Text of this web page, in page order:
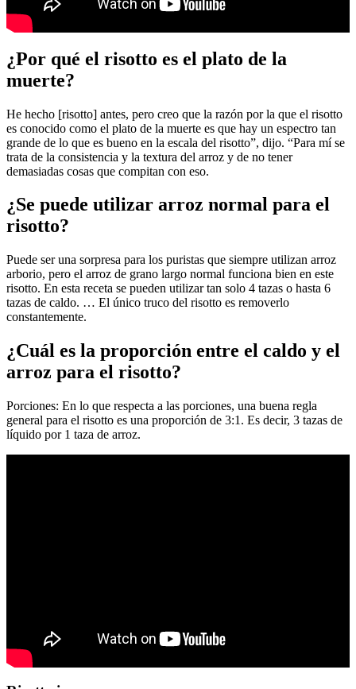
¿Por qué el risotto es el plato de la
muerte?
He hecho [risotto] antes, pero creo que la razón por la que el risotto
es conocido como el plato de la muerte es que hay un espectro tan
grande de lo que es bueno en la escala del risotto”, dijo. “Para mí se
trata de la consistencia y la textura del arroz y de no tener
demasiadas cosas que compitan con eso.
¿Se puede utilizar arroz normal para el
risotto?
Puede ser una sorpresa para los puristas que siempre utilizan arroz
arborio, pero el arroz de grano largo normal funciona bien en este
risotto. En esta receta se pueden utilizar tan solo 4 tazas o hasta 6
tazas de caldo. … El único truco del risotto es removerlo
constantemente.
¿Cuál es la proporción entre el caldo y el
arroz para el risotto?
Porciones: En lo que respecta a las porciones, una buena regla
general para el risotto es una proporción de 3:1. Es decir, 3 tazas de
líquido por 1 taza de arroz.